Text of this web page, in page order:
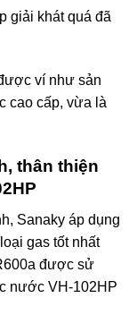
giải khát quá đã
ví như sản
cao cấp, vừa là
thân thiện
Sanaky áp dụng
gas tốt nhất
được sử
nước VH-102HP